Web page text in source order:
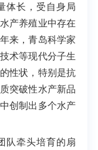
体长，受自身局
产养殖业中存在
来，青岛科学家
术等现代分子生
性状，特别是抗
突破性水产新品
创制出多个水产
队牵头培育的扇